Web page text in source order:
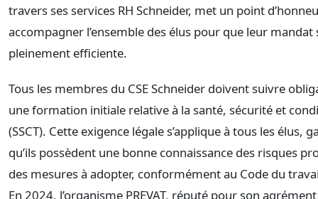
travers ses services RH Schneider, met un point
accompagner l’ensemble des élus pour que leur mandat
pleinement efficiente.
Tous les membres du CSE Schneider doivent suivre
une formation initiale relative à la santé, sécurité et
(SSCT). Cette exigence légale s’applique à tous les élus,
qu’ils possèdent une bonne connaissance des risques
des mesures à adopter, conformément au Code du
En 2024, l’organisme PREVAT, réputé pour son